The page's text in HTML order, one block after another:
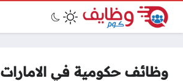
وظائف حكومية في الامارات